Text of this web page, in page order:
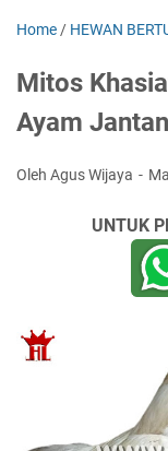
Home / HEWAN
Mitos
Ayam Jantan
Oleh Agus Wijaya
UNTUK